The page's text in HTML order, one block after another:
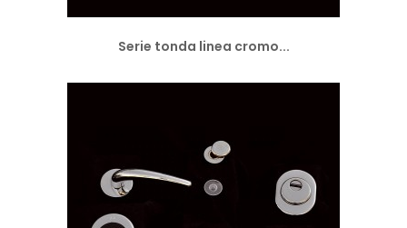
Serie tonda linea cromo...